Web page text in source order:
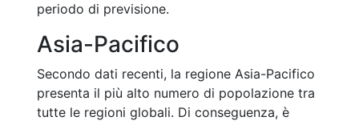
periodo di previsione.
Asia-Pacifico
Secondo dati recenti, la regione Asia-Pacifico
presenta il più alto numero di popolazione tra
tutte le regioni globali. Di conseguenza, è